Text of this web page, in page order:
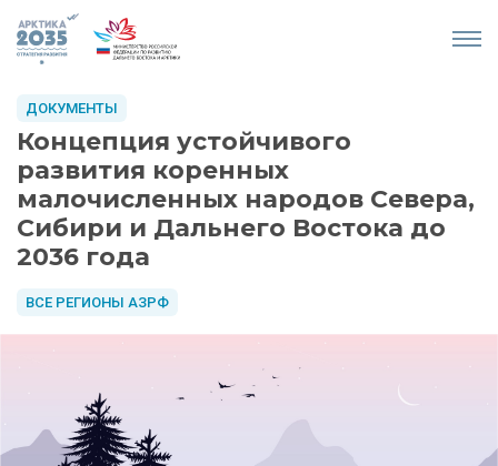
Концепция устойчивого
развития коренных
малочисленных народов Севера,
Сибири и Дальнего Востока до
2036 года
ВСЕ РЕГИОНЫ АЗРФ
ДОКУМЕНТЫ